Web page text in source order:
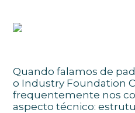
Quando falamos de
o Industry Foundation
frequentemente nos
aspecto técnico: